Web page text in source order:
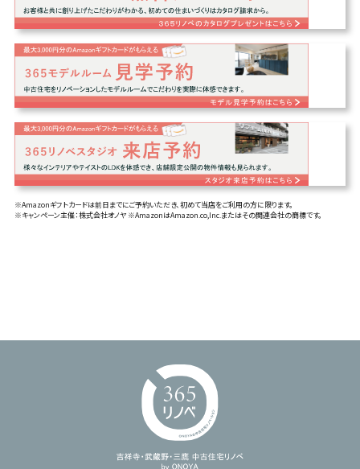
※Amazonギフトカードは前日までにご予約いただき、初めて当店をご利用の方に限ります。
※キャンペーン主催：株式会社オノヤ ※AmazonはAmazon.co,Inc.またはその関連会社の商標です。